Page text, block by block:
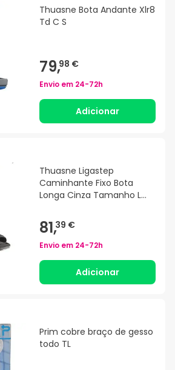
Thuasne Bota Andante Xlr8
Td C S
79,98 €
Envio em 24-72h
Adicionar
Thuasne Ligastep
Caminhante Fixo Bota
Longa Cinza Tamanho L
81,39 €
Envio em 24-72h
Adicionar
Prim cobre braço de gesso
todo TL